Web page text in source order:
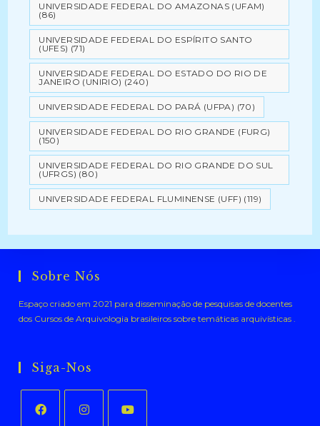
UNIVERSIDADE FEDERAL DO AMAZONAS (UFAM)
(86)
UNIVERSIDADE FEDERAL DO ESPÍRITO SANTO
(UFES) (71)
UNIVERSIDADE FEDERAL DO ESTADO DO RIO DE
JANEIRO (UNIRIO) (240)
UNIVERSIDADE FEDERAL DO PARÁ (UFPA) (70)
UNIVERSIDADE FEDERAL DO RIO GRANDE (FURG)
(150)
UNIVERSIDADE FEDERAL DO RIO GRANDE DO SUL
(UFRGS) (80)
UNIVERSIDADE FEDERAL FLUMINENSE (UFF) (119)
Sobre Nós
Espaço criado em 2021 para disseminação de pesquisas de docentes
dos Cursos de Arquivologia brasileiros sobre temáticas arquivísticas .
Siga-Nos